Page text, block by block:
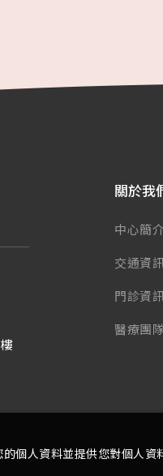
關於我
中心簡
交通資
門診資
醫療團隊
個人資料並提供您對個人